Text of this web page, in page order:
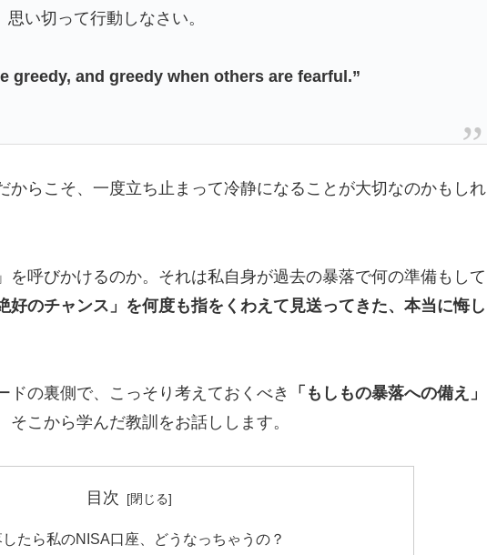
い切って行動しなさい。
greedy, and greedy when others are fearful.”
からこそ、一度立ち止まって冷静になることが大切なのかもしれ
を呼びかけるのか。それは私自身が過去の暴落で何の準備もして
好のチャンス」を何度も指をくわえて見送ってきた、本当に悔し
ドの裏側で、こっそり考えておくべき
「もしもの暴落への備え」
こから学んだ教訓をお話しします。
目次
たら私のNISA口座、どうなっちゃうの？